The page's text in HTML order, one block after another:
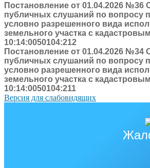
Постановление от 01.04.2026 №36
публичных слушаний по вопросу
условно разрешенного вида
земельного участка с
10:14:0050104:212
Постановление от 01.04.2026 №34
публичных слушаний по вопросу
условно разрешенного вида
земельного участка с
10:14:0050104:211
Версия для слабовидящих